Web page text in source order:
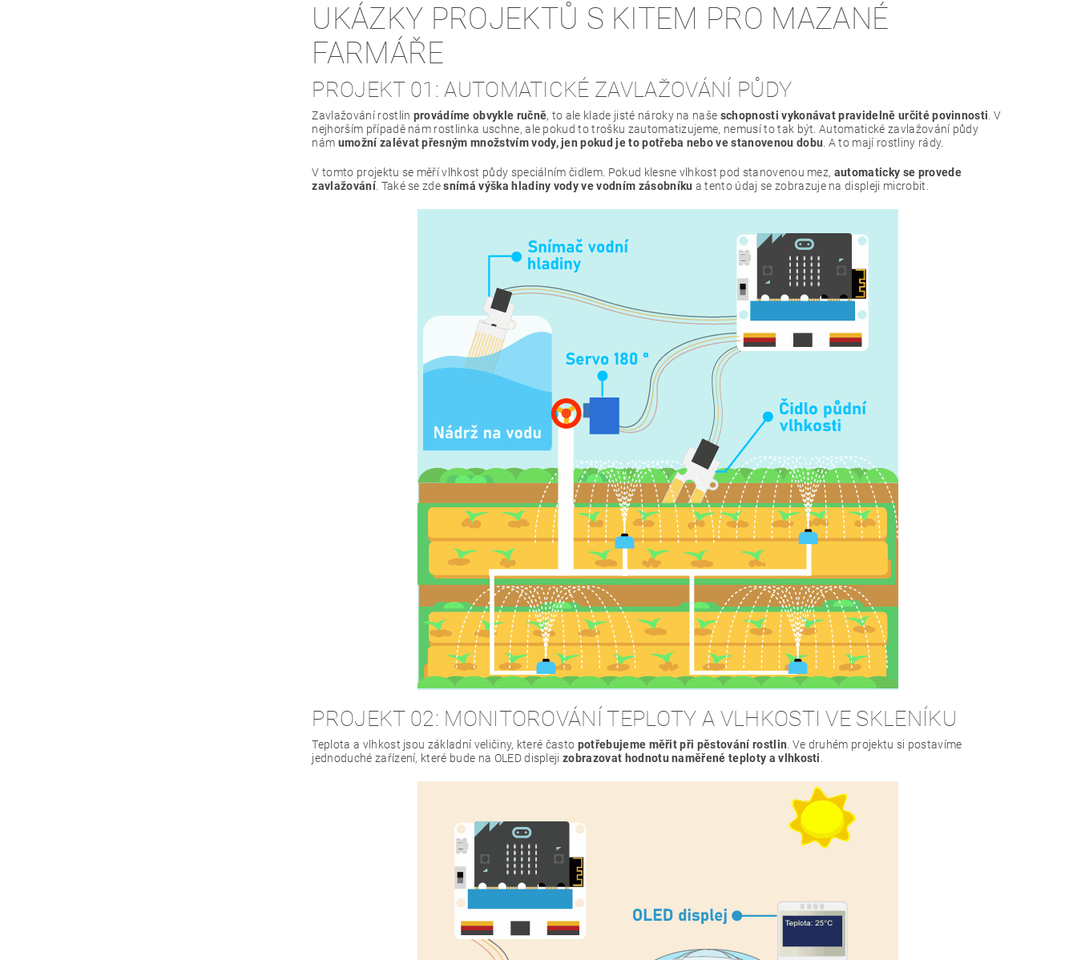
UKÁZKY PROJEKTŮ S KITEM PRO MAZANÉ
FARMÁŘE
PROJEKT 01: AUTOMATICKÉ ZAVLAŽOVÁNÍ PŮDY
Zavlažování rostlin provádíme obvykle ručně, to ale klade jisté nároky na naše schopnosti vykonávat pravidelně určité povinnosti . V
nejhorším případě nám rostlinka uschne, ale pokud to trošku zautomatizujeme, nemusí to tak být. Automatické zavlažování půdy
nám umožní zalévat přesným množstvím vody, jen pokud je to potřeba nebo ve stanovenou dobu . A to mají rostliny rády.
V tomto projektu se měří vlhkost půdy speciálním čidlem. Pokud klesne vlhkost pod stanovenou mez, automaticky se provede
zavlažování. Také se zdesnímá výška hladiny vody ve vodním zásobníku a tento údaj se zobrazuje na displeji microbit.
PROJEKT 02: MONITOROVÁNÍ TEPLOTY A VLHKOSTI VE SKLENÍKU
Teplota a vlhkost jsou základní veličiny, které často potřebujeme měřit při pěstování rostlin . Ve druhém projektu si postavíme
jednoduché zařízení, které bude na OLED displejizobrazovat hodnotu naměřené teploty a vlhkosti